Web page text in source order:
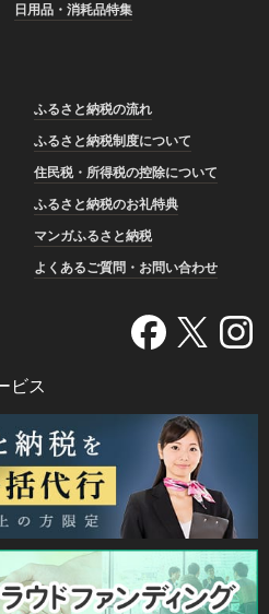
日用品・消耗品特集
ふるさと納税の流れ
ふるさと納税制度について
住民税・所得税の控除について
ふるさと納税のお礼特典
マンガふるさと納税
よくあるご質問・お問い合わせ
ビス